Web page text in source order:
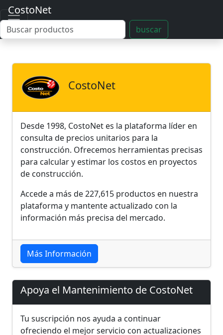
CostoNet
buscar
CostoNet
Desde 1998, CostoNet es la plataforma líder en
consulta de precios unitarios para la
construcción. Ofrecemos herramientas precisas
para calcular y estimar los costos en proyectos
de construcción.
Accede a más de 227,615 productos en nuestra
plataforma y mantente actualizado con la
información más precisa del mercado.
Más Información
Apoya el Mantenimiento de CostoNet
Tu suscripción nos ayuda a continuar
ofreciendo el mejor servicio con actualizaciones